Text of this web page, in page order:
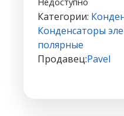
Категории:
Конденсаторы
полярные
Продавец:Pavel